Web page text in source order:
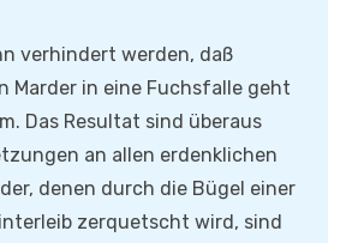
verhindert werden, daß
Marder in eine Fuchsfalle geht
Das Resultat sind überaus
an allen erdenklichen
denen durch die Bügel einer
zerquetscht wird, sind